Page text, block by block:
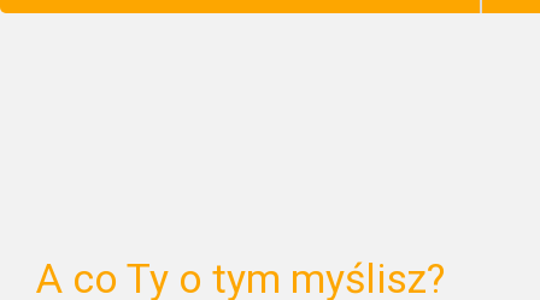
A co Ty o tym myślisz?